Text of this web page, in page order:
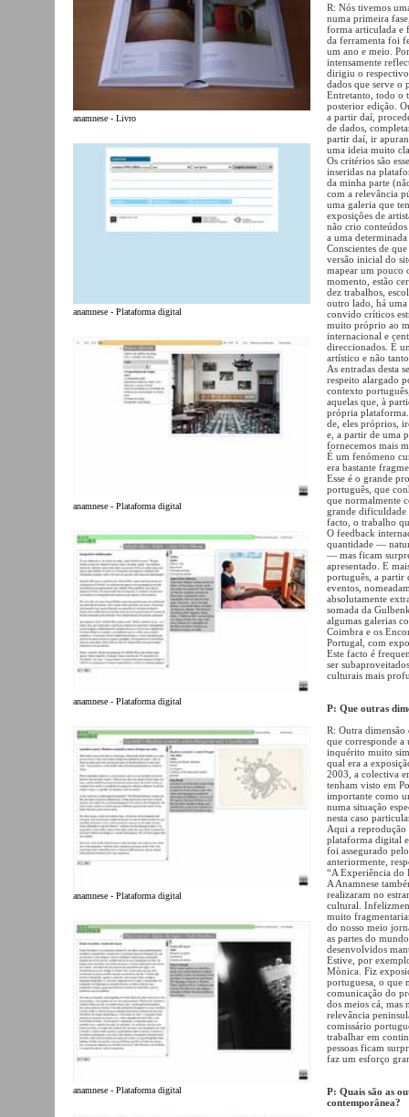
anamnese - Livro
anamnese - Plataforma digital
anamnese - Plataforma digital
anamnese - Plataforma digital
anamnese - Plataforma digital
anamnese - Plataforma digital
R: Nós tivemos
numa primeira
forma articulada e
da ferramenta foi
um ano e meio.
intensamente
dirigiu o respectivo
dados que serve o
Entretanto, todo o
posterior edição.
a partir daí,
de dados,
partir daí, ir
uma ideia muito
Os critérios são
inseridas na
da minha parte
com a relevância
uma galeria que
exposições de
não crio conteúdos
a uma determinada
Conscientes de
versão inicial do
mapear um pouco
momento, estão
dez trabalhos,
outro lado, há uma
convido críticos
muito próprio ao
internacional e
direccionados. É
artístico e não
As entradas desta
respeito alargado
contexto
aquelas que, à
própria
de, eles próprios,
e, a partir de uma
fornecemos mais
É um fenómeno
era bastante
Esse é o grande
português, que
que normalmente
grande dificuldade
facto, o trabalho
O feedback
quantidade —
— mas ficam
apresentado. E
português, a partir
eventos,
absolutamente
somada da
algumas galerias
Coimbra e os
Portugal, com
Este facto é
ser
culturais mais
P: Que outras
R: Outra
que corresponde a
inquérito muito
qual era a
2003, a colectiva
tenham visto em
importante como
numa situação
nesta caso
Aqui a reprodução
plataforma digital
foi assegurado
anteriormente,
“A Experiência do
A Anamnese
realizaram no
cultural.
muito
do nosso meio
as partes do
desenvolvidos
Estive, por
Mònica. Fiz
portuguesa, o que
comunicação do
dos meios cá, mas
relevância
comissário
trabalhar em
pessoas ficam
faz um esforço
P: Quais são as
contemporânea?